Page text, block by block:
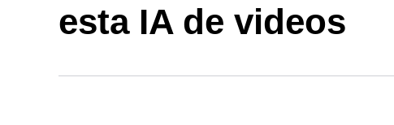
esta IA de videos